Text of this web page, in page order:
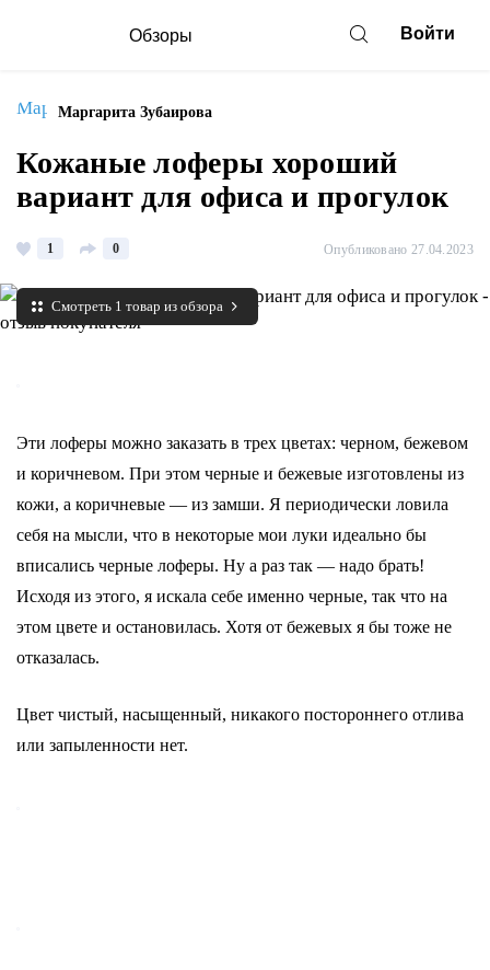
Обзоры Войти
Маргарита Зубаирова
Кожаные лоферы хороший
вариант для офиса и прогулок
1 0 Опубликовано 27.04.2023
Смотреть 1 товар из обзора
Эти лоферы можно заказать в трех цветах: черном, бежевом
и коричневом. При этом черные и бежевые изготовлены из
кожи, а коричневые — из замши. Я периодически ловила
себя на мысли, что в некоторые мои луки идеально бы
вписались черные лоферы. Ну а раз так — надо брать!
Исходя из этого, я искала себе именно черные, так что на
этом цвете и остановилась. Хотя от бежевых я бы тоже не
отказалась.
Цвет чистый, насыщенный, никакого постороннего отлива
или запыленности нет.